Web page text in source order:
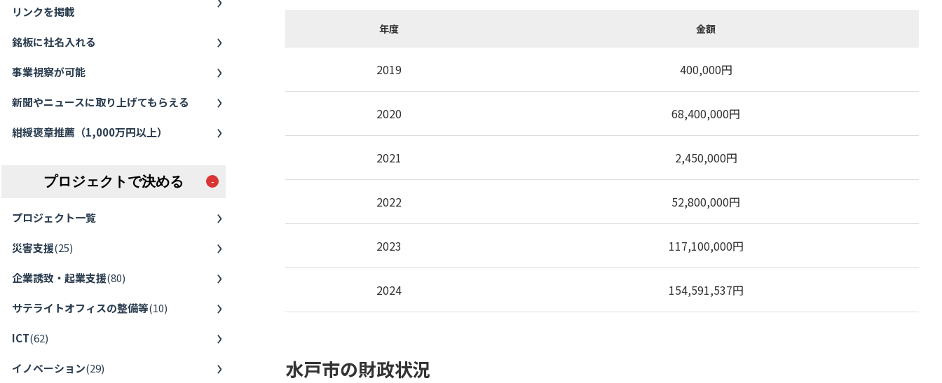
リンクを掲載
銘板に社名入れる
事業視察が可能
新聞やニュースに取り上げてもらえる
紺綬褒章推薦（1,000万円以上）
プロジェクトで決める
プロジェクト一覧
災害支援(25)
企業誘致・起業支援(80)
サテライトオフィスの整備等(10)
ICT(62)
イノベーション(29)
年度 金額
2019 400,000円
2020 68,400,000円
2021 2,450,000円
2022 52,800,000円
2023 117,100,000円
2024 154,591,537円
水戸市の財政状況